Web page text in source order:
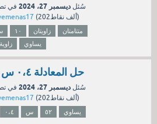
سُئل ديسمبر 27، 2024 في
( 202ألف نقاط)
١٠ زاويتان
متتامتان
زاوية يساوي
حل المعادلة ٠،٤ س = ٥٢ يساوي
سُئل ديسمبر 27، 2024 في
( 202ألف نقاط)
٠،٤ س ٥٢ يساوي